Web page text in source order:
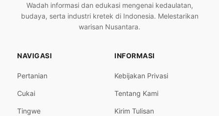
Wadah informasi dan edukasi mengenai kedaulatan,
budaya, serta industri kretek di Indonesia. Melestarikan
warisan Nusantara.
NAVIGASI
Pertanian
Cukai
Tingwe
INFORMASI
Kebijakan Privasi
Tentang Kami
Kirim Tulisan